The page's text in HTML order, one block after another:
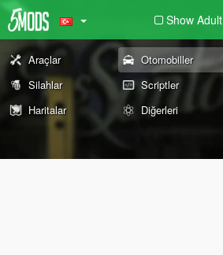
Show Adult
Araçlar Otomobiller
Silahlar
Scriptler
Haritalar
Diğerleri